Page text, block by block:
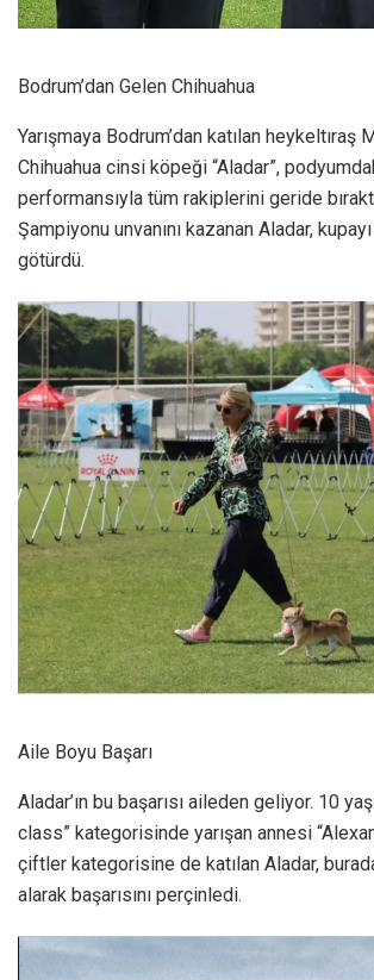
Bodrum’dan Gelen Chihuahua
Yarışmaya Bodrum’dan katılan heykeltıraş
Chihuahua cinsi köpeği “Aladar”,
performansıyla tüm rakiplerini geride
Şampiyonu unvanını kazanan Aladar,
götürdü.
Aile Boyu Başarı
Aladar’ın bu başarısı aileden geliyor. 10
class” kategorisinde yarışan annesi
çiftler kategorisine de katılan Aladar,
alarak başarısını perçinledi.